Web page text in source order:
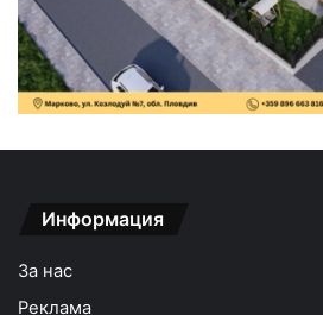
Информация
За нас
Реклама